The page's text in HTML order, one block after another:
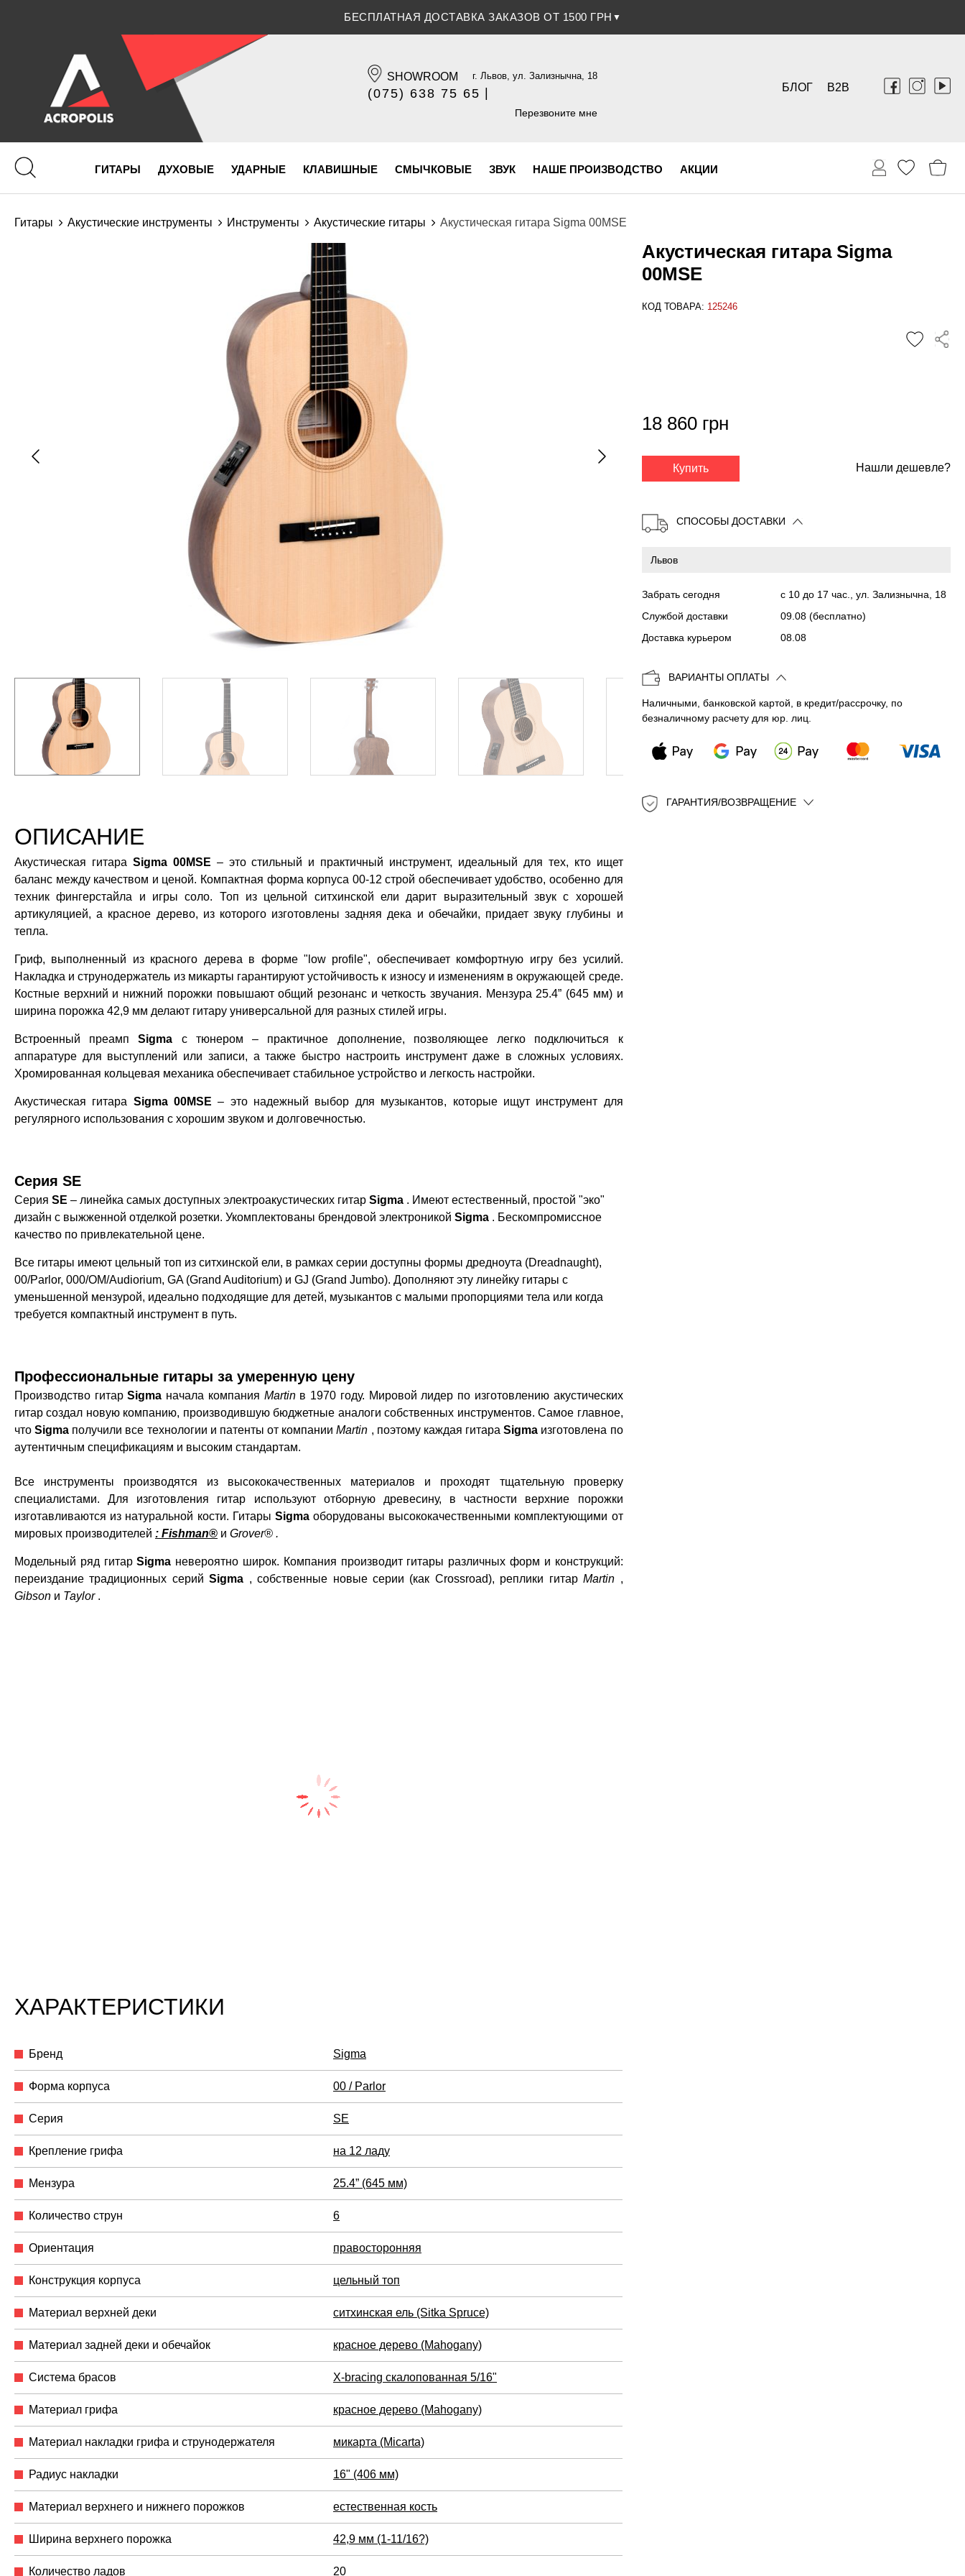
СКИДКА 5% ПРИ ОПЛАТЕ БАНКОВСКОЙ КАРТОЧКОЙ
SHOWROOM г. Львов, ул. Зализнычна, 18
(075) 638 75 65
(096) 609 84 32
Перезвоните мне
B2B
БЛОГ
ГИТАРЫ ДУХОВЫЕ УДАРНЫЕ КЛАВИШНЫЕ СМЫЧКОВЫЕ ЗВУК НАШЕ ПРОИЗВОДСТВО АКЦИИ
Гитары Акустические инструменты Инструменты Акустические гитары Акустическая гитара Sigma 00MSE
Акустическая гитара Sigma
00MSE
КОД ТОВАРА: 125246
18 860 грн
Купить Нашли дешевле?
СПОСОБЫ ДОСТАВКИ
Забрать сегодня
с 10 до 17 час., ул. Зализнычна, 18
Службой доставки
09.08 (бесплатно)
Доставка курьером
08.08
ВАРИАНТЫ ОПЛАТЫ
Наличными, банковской картой, в кредит/рассрочку, по
безналичному расчету для юр. лиц.
ГАРАНТИЯ/ВОЗВРАЩЕНИЕ
ОПИСАНИЕ
Акустическая гитара Sigma 00MSE – это стильный и практичный инструмент, идеальный для тех, кто ищет
баланс между качеством и ценой. Компактная форма корпуса 00-12 строй обеспечивает удобство, особенно для
техник фингерстайла и игры соло. Топ из цельной ситхинской ели дарит выразительный звук с хорошей
артикуляцией, а красное дерево, из которого изготовлены задняя дека и обечайки, придает звуку глубины и
тепла.
Гриф, выполненный из красного дерева в форме "low profile", обеспечивает комфортную игру без усилий.
Накладка и струнодержатель из микарты гарантируют устойчивость к износу и изменениям в окружающей среде.
Костные верхний и нижний порожки повышают общий резонанс и четкость звучания. Мензура 25.4” (645 мм) и
ширина порожка 42,9 мм делают гитару универсальной для разных стилей игры.
Встроенный преампSigma с тюнером – практичное дополнение, позволяющее легко подключиться к
аппаратуре для выступлений или записи, а также быстро настроить инструмент даже в сложных условиях.
Хромированная кольцевая механика обеспечивает стабильное устройство и легкость настройки.
Акустическая гитара Sigma 00MSE – это надежный выбор для музыкантов, которые ищут инструмент для
регулярного использования с хорошим звуком и долговечностью.
Серия SE
Серия SE – линейка самых доступных электроакустических гитар Sigma . Имеют естественный, простой "эко"
дизайн с выжженной отделкой розетки. Укомплектованы брендовой электроникой Sigma . Бескомпромиссное
качество по привлекательной цене.
Все гитары имеют цельный топ из ситхинской ели, в рамках серии доступны формы дредноута (Dreadnaught),
00/Parlor, 000/OM/Audiorium, GA (Grand Auditorium) и GJ (Grand Jumbo). Дополняют эту линейку гитары с
уменьшенной мензурой, идеально подходящие для детей, музыкантов с малыми пропорциями тела или когда
требуется компактный инструмент в путь.
Профессиональные гитары за умеренную цену
Производство гитарSigma начала компания Martinв 1970 году. Мировой лидер по изготовлению акустических
гитар создал новую компанию, производившую бюджетные аналоги собственных инструментов. Самое главное,
чтоSigma получили все технологии и патенты от компанииMartin , поэтому каждая гитараSigma изготовлена ​​по
аутентичным спецификациям и высоким стандартам.
Все инструменты производятся из высококачественных материалов и проходят тщательную проверку
специалистами. Для изготовления гитар используют отборную древесину, в частности верхние порожки
изготавливаются из натуральной кости. Гитары Sigmaоборудованы высококачественными комплектующими от
мировых производителей : Fishman® и Grover® .
Модельный ряд гитарSigma невероятно широк. Компания производит гитары различных форм и конструкций:
переиздание традиционных серийSigma , собственные новые серии (как Crossroad), реплики гитарMartin ,
Gibson и Taylor.
ХАРАКТЕРИСТИКИ
Бренд Sigma
Форма корпуса 00 / Parlor
Серия SE
Крепление грифа на 12 ладу
Мензура 25.4” (645 мм)
Количество струн 6
Ориентация правосторонняя
Конструкция корпуса цельный топ
Материал верхней деки ситхинская ель (Sitka Spruce)
Материал задней деки и обечайок красное дерево (Mahogany)
Система брасов X-bracing скалопованная 5/16"
Материал грифа красное дерево (Mahogany)
Материал накладки грифа и струнодержателя микарта (Micarta)
Радиус накладки 16" (406 мм)
Материал верхнего и нижнего порожков естественная кость
Ширина верхнего порожка 42,9 мм (1-11/16?)
Количество ладов 20